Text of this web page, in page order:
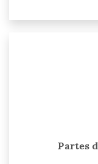
Partes